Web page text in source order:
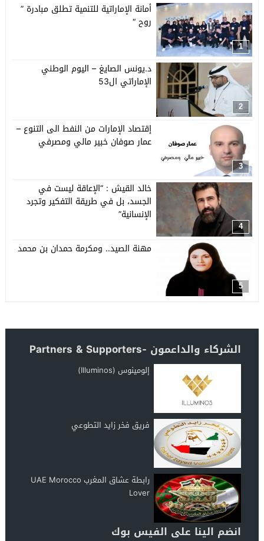
1
أمانة الإماراتية للتنمية تطلق مبادرة ”
روح “
2
د.يونس الصايغ – اليوم الوطني
الإماراتي ال53
3
إقتصاد الإمارات من النفط الى التنوع –
عمار صوفان خبير مالي ومصرفي
4
خالد القيش : “الإعاقة ليست في
الجسد، بل في طريقة التفكير وتجرد
الإنسانية”
5
مهنة الصيد.. ومكرمة حمدان بن محمد
الشركاء والداعمون -Partners & Supporters
إلومينوس (Illuminos)
فريق فخر زايد التطوعي
رابطة عشاق المغرب UAE Morocco
Lover
انضم الينا على الفيس بوك